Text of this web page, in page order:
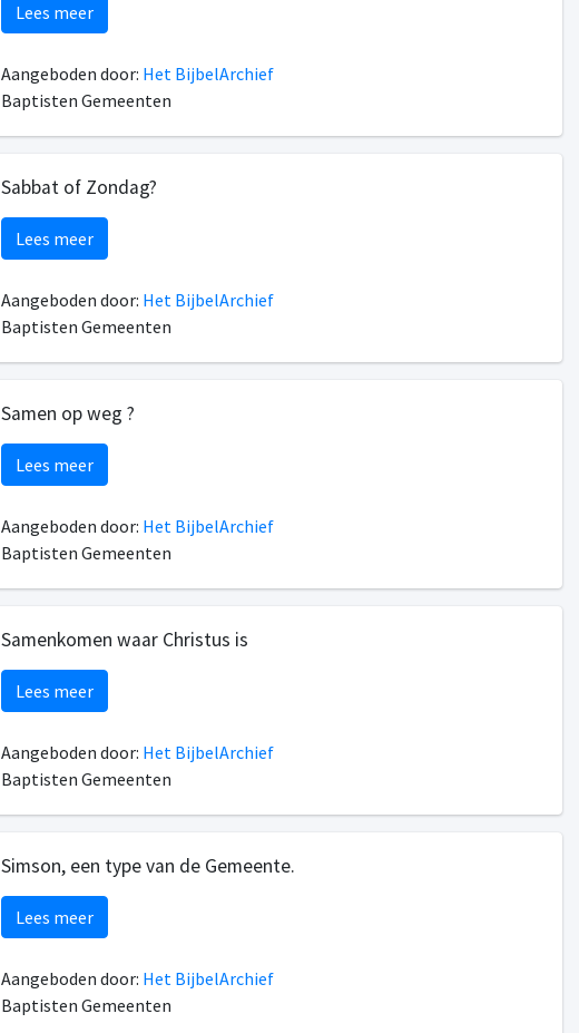
Lees meer
Aangeboden door: Het BijbelArchief
Baptisten Gemeenten
Sabbat of Zondag?
Lees meer
Aangeboden door: Het BijbelArchief
Baptisten Gemeenten
Samen op weg ?
Lees meer
Aangeboden door: Het BijbelArchief
Baptisten Gemeenten
Samenkomen waar Christus is
Lees meer
Aangeboden door: Het BijbelArchief
Baptisten Gemeenten
Simson, een type van de Gemeente.
Lees meer
Aangeboden door: Het BijbelArchief
Baptisten Gemeenten